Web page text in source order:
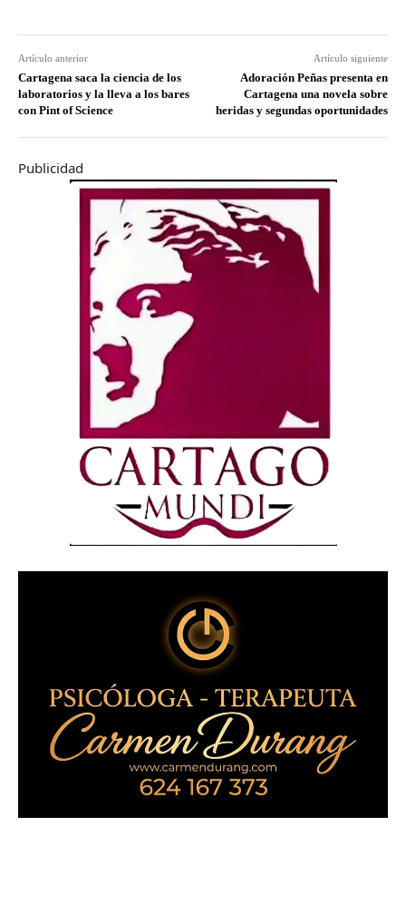
Artículo anterior
Cartagena saca la ciencia de los
laboratorios y la lleva a los bares
con Pint of Science
Artículo siguiente
Adoración Peñas presenta en
Cartagena una novela sobre
heridas y segundas oportunidades
Publicidad